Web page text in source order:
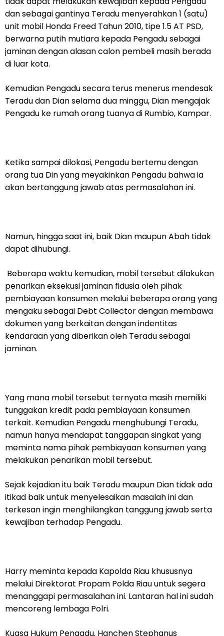
dan sebagai gantinya Teradu menyerahkan 1 (satu)
unit mobil Honda Freed Tahun 2010, tipe 1.5 AT PSD,
berwarna putih mutiara kepada Pengadu sebagai
jaminan dengan alasan calon pembeli masih berada
di luar kota.
Kemudian Pengadu secara terus menerus mendesak
Teradu dan Dian selama dua minggu, Dian mengajak
Pengadu ke rumah orang tuanya di Rumbio, Kampar.
Ketika sampai dilokasi, Pengadu bertemu dengan
orang tua Din yang meyakinkan Pengadu bahwa ia
akan bertanggung jawab atas permasalahan ini.
Namun, hingga saat ini, baik Dian maupun Abah tidak
dapat dihubungi.
Beberapa waktu kemudian, mobil tersebut dilakukan
penarikan eksekusi jaminan fidusia oleh pihak
pembiayaan konsumen melalui beberapa orang yang
mengaku sebagai Debt Collector dengan membawa
dokumen yang berkaitan dengan indentitas
kendaraan yang diberikan oleh Teradu sebagai
jaminan.
Yang mana mobil tersebut ternyata masih memiliki
tunggakan kredit pada pembiayaan konsumen
terkait. Kemudian Pengadu menghubungi Teradu,
namun hanya mendapat tanggapan singkat yang
meminta nama pihak pembiayaan konsumen yang
melakukan penarikan mobil tersebut.
Sejak kejadian itu baik Teradu maupun Dian tidak ada
itikad baik untuk menyelesaikan masalah ini dan
terkesan ingin menghilangkan tanggung jawab serta
kewajiban terhadap Pengadu.
Harry meminta kepada Kapolda Riau khususnya
melalui Direktorat Propam Polda Riau untuk segera
menanggapi permasalahan ini. Lantaran hal ini sudah
mencoreng lembaga Polri.
Kuasa Hukum Pengadu, Hanchen Stephanus